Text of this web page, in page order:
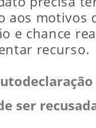
aos motivos
e chance
recurso.
ser